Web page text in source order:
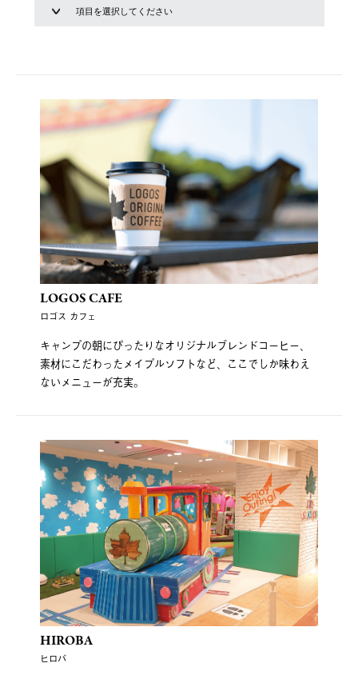
LOGOS CAFE
ロゴス カフェ
キャンプの朝にぴったりなオリジナルブレンドコーヒー、
素材にこだわったメイプルソフトなど、ここでしか味わえ
ないメニューが充実。
HIROBA
ヒロバ